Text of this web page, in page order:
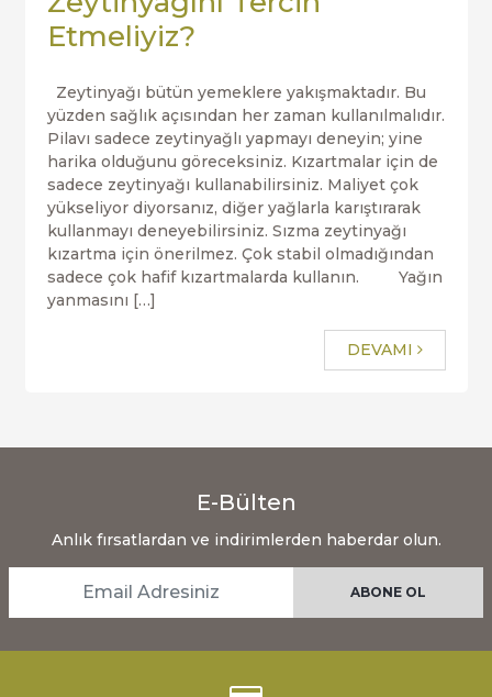
Etmeliyiz?
Zeytinyağı bütün yemeklere yakışmaktadır. Bu
yüzden sağlık açısından her zaman kullanılmalıdır.
Pilavı sadece zeytinyağlı yapmayı deneyin; yine
harika olduğunu göreceksiniz. Kızartmalar için de
sadece zeytinyağı kullanabilirsiniz. Maliyet çok
yükseliyor diyorsanız, diğer yağlarla karıştırarak
kullanmayı deneyebilirsiniz. Sızma zeytinyağı
kızartma için önerilmez. Çok stabil olmadığından
sadece çok hafif kızartmalarda kullanın. Yağın
yanmasını […]
DEVAMI
E-Bülten
Anlık fırsatlardan ve indirimlerden haberdar olun.